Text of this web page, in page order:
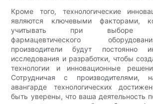
Кроме того, технологические
являются ключевыми факторами,
учитывать при выборе
фармацевтического
производители будут постоянно
исследования и разработки, чтобы
технологии и инновационные
Сотрудничая с производителями,
авангарде технологических
быть уверены, что ваша деятельность